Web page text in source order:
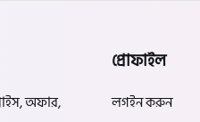
অফার,
প্রোফাইল
লগইন করুন